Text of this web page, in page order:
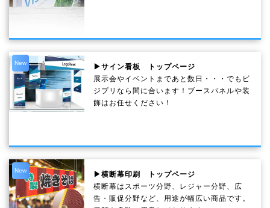
New
▶サイン看板 トップページ
展示会やイベントまであと数日・・・でもビ
ジプリなら間に合います！ブースパネルや装
飾はお任せください！
New
▶横断幕印刷 トップページ
横断幕はスポーツ分野、レジャー分野、広
告・販促分野など、用途が幅広い商品です。